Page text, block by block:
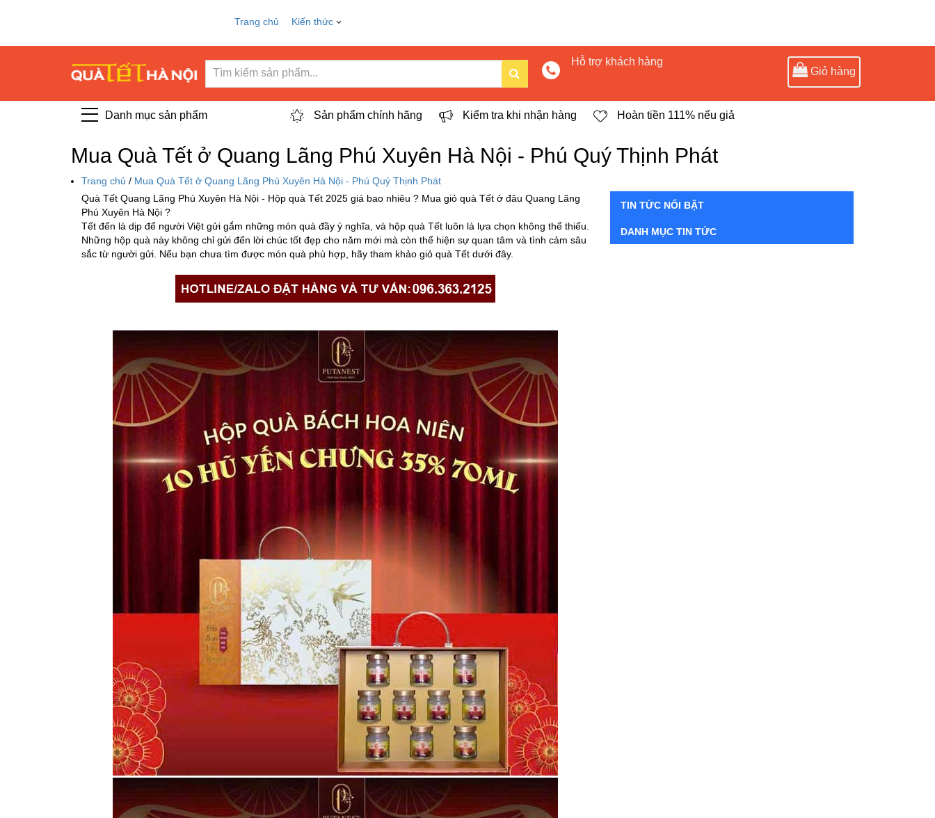
Trang chủ Kiến thức
Hỗ trợ khách hàng
Giỏ hàng
Danh mục sản phẩm Sản phẩm chính hãng Kiểm tra khi nhận hàng Hoàn tiền 111% nếu giả
Mua Quà Tết ở Quang Lãng Phú Xuyên Hà Nội - Phú Quý Thịnh Phát
Trang chủ / Mua Quà Tết ở Quang Lãng Phú Xuyên Hà Nội - Phú Quý Thịnh Phát
Quà Tết Quang Lãng Phú Xuyên Hà Nội - Hộp quà Tết 2025 giá bao nhiêu ? Mua giỏ quà Tết ở đâu Quang Lãng
Phú Xuyên Hà Nội ?
Tết đến là dịp để người Việt gửi gắm những món quà đầy ý nghĩa, và hộp quà Tết luôn là lựa chọn không thể thiếu.
Những hộp quà này không chỉ gửi đến lời chúc tốt đẹp cho năm mới mà còn thể hiện sự quan tâm và tình cảm sâu
sắc từ người gửi. Nếu bạn chưa tìm được món quà phù hợp, hãy tham khảo giỏ quà Tết dưới đây.
TIN TỨC NỔI BẬT
DANH MỤC TIN TỨC